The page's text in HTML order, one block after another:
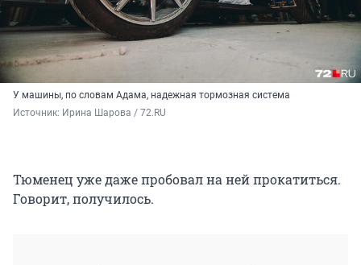
У машины, по словам Адама, надежная тормозная система
Источник: Ирина Шарова / 72.RU
Тюменец уже даже пробовал на ней прокатиться.
Говорит, получилось.